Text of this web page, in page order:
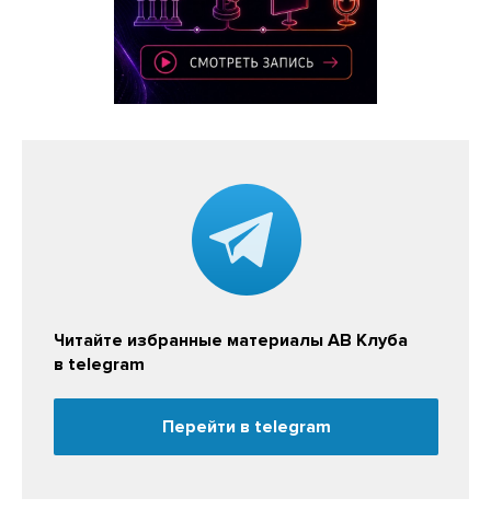
Читайте избранные материалы АВ Клуба
в telegram
Перейти в telegram